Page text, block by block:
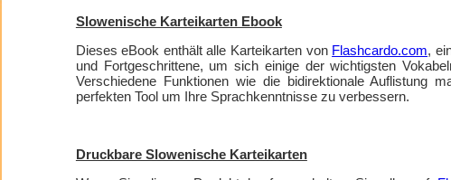
Slowenische Karteikarten Ebook
Dieses eBook enthält alle Karteikarten von Flashcardo.com,
und Fortgeschrittene, um sich einige der wichtigsten
Verschiedene Funktionen wie die bidirektionale Auflistung
perfekten Tool um Ihre Sprachkenntnisse zu verbessern.
Druckbare Slowenische Karteikarten